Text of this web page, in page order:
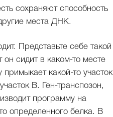
сохраняют способность
места ДНК.
Представьте себе такой
он сидит в каком-то месте
какой-то участок
В. Ген-транспозон,
программу на
определенного белка. В